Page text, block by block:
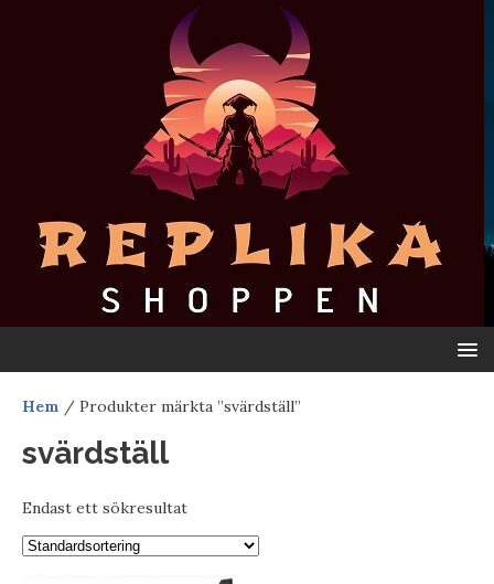
Hem / Produkter märkta ”svärdställ”
svärdställ
Endast ett sökresultat